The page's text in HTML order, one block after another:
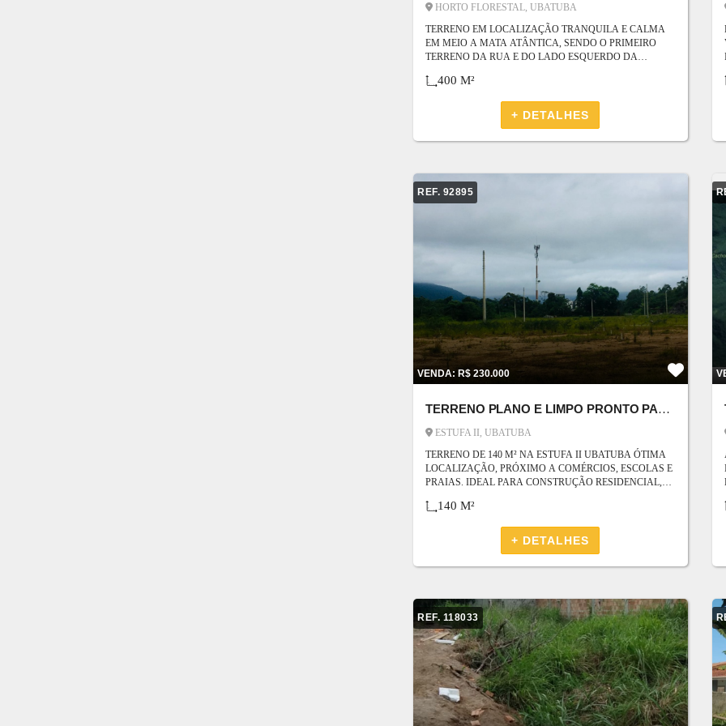
HORTO FLORESTAL, UBATUBA
TERRENO EM LOCALIZAÇÃO TRANQUILA E CALMA
EM MEIO A MATA ATÂNTICA, SENDO O PRIMEIRO
TERRENO DA RUA E DO LADO ESQUERDO DA
JÁ PARA COLOCAR O PORTÃO . TERRENO COM UMA
TEM 60 METROS DE FUNDO E 5 METROS DE FRENTE
400 M²
+ DETALHES
REF. 92895
VENDA: R$ 230.000
TERRENO PLANO E LIMPO PRONTO PARA CONSTRUCAO, NO LOTEAMENTO JARDIM TROPICAL
ESTUFA II, UBATUBA
TERRENO DE 140 M² NA ESTUFA II UBATUBA ÓTIMA
LOCALIZAÇÃO, PRÓXIMO A COMÉRCIOS, ESCOLAS E
PRAIAS. IDEAL PARA CONSTRUÇÃO RESIDENCIAL,
INFRAESTRUTURA COMPLETA COM RUA
APROVEITE ESSA OPORTUNIDADE EM UMA REGIÃO
DE VALORIZAÇÃO CONSTANTE! ENTRE EM CONTATO
E GARANTA O SEU TERRENO!
140 M²
+ DETALHES
REF. 118033